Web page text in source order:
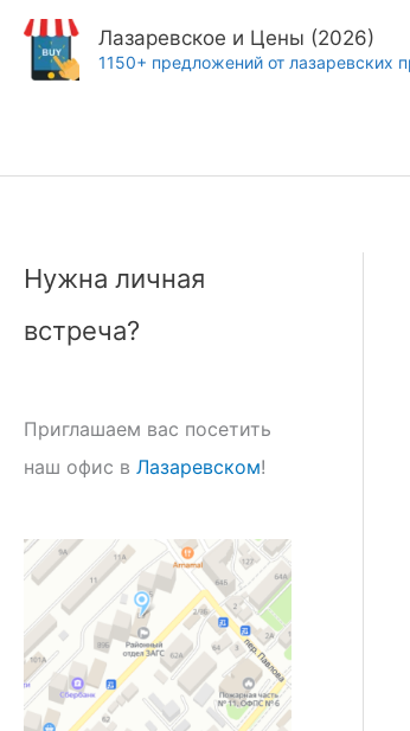
Перейти
содержимому
Лазаревское и Цены (2026)
1150+ предложений от лазаревских
Нужна личная
встреча?
Приглашаем вас посетить
наш офис в Лазаревском!